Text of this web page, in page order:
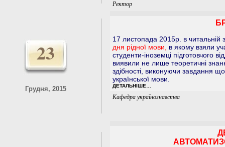
Ректор
23
Грудня, 2015
17 листопада 2015p. в читальній
дня рідної мови,
в якому взяли
студенти-іноземці підготовчого
виявили не лише теоретичні
здібності, виконуючи завдання
української мови.
ДЕТАЛЬНІШЕ…
Кафедра українознавства